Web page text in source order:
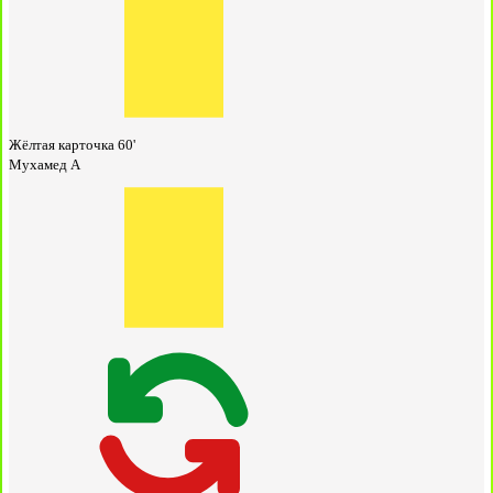
Жёлтая карточка 60'
Мухамед А